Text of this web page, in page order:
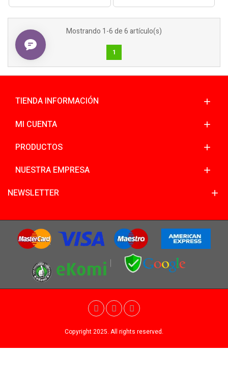
Mostrando 1-6 de 6 artículo(s)
1
TIENDA INFORMACIÓN
MI CUENTA
PRODUCTOS
NUESTRA EMPRESA
NEWSLETTER
Copyright 2025. All rights reserved.